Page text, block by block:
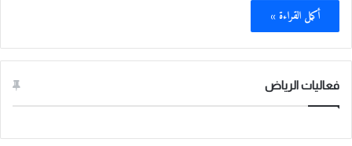
أكمل القراءة »
فعاليات الرياض